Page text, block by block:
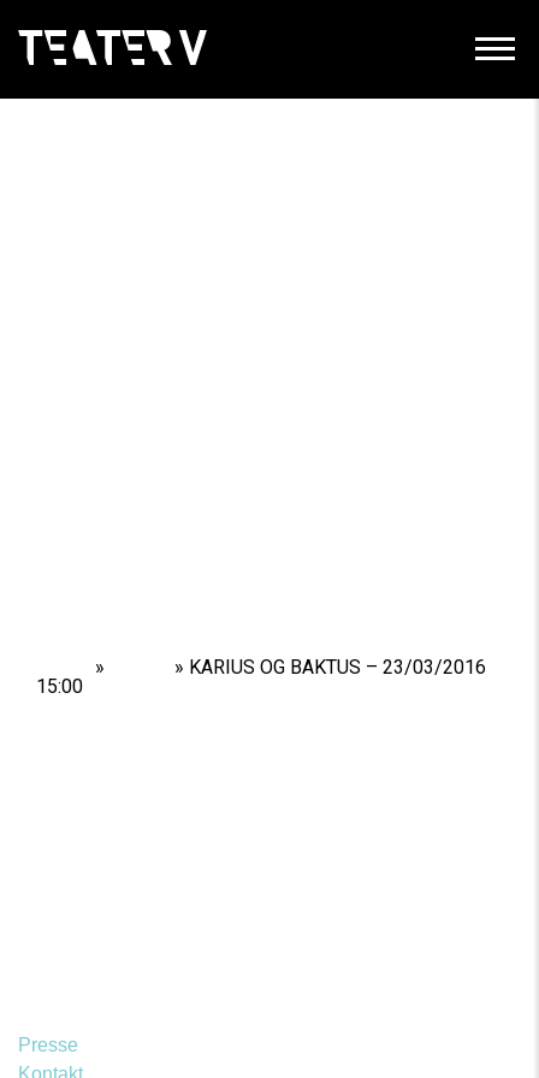
» » KARIUS OG BAKTUS – 23/03/2016
15:00
Presse
Kontakt